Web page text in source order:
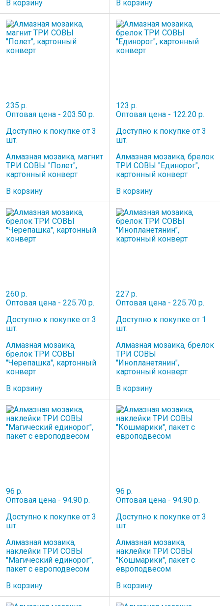
В корзину В корзину
235 р.
Оптовая цена - 203.50 р.
Доступно к покупке от 3
шт.
Алмазная мозаика, магнит
ТРИ СОВЫ "Полет",
картонный конверт
В корзину
123 р.
Оптовая цена - 122.20 р.
Доступно к покупке от 3
шт.
Алмазная мозаика, брелок
ТРИ СОВЫ "Единорог",
картонный конверт
В корзину
260 р.
Оптовая цена - 225.70 р.
Доступно к покупке от 3
шт.
Алмазная мозаика,
брелок ТРИ СОВЫ
"Черепашка", картонный
конверт
В корзину
227 р.
Оптовая цена - 225.70 р.
Доступно к покупке от 1
шт.
Алмазная мозаика, брелок
ТРИ СОВЫ
"Инопланетянин",
картонный конверт
В корзину
96 р.
Оптовая цена - 94.90 р.
Доступно к покупке от 3
шт.
Алмазная мозаика,
наклейки ТРИ СОВЫ
"Магический единорог",
пакет с европодвесом
В корзину
96 р.
Оптовая цена - 94.90 р.
Доступно к покупке от 3
шт.
Алмазная мозаика,
наклейки ТРИ СОВЫ
"Кошмарики", пакет с
европодвесом
В корзину